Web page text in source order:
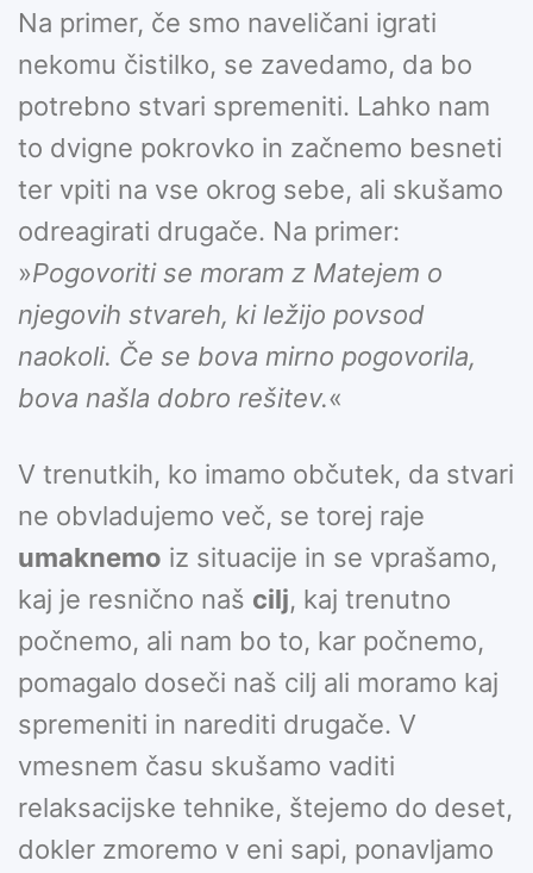
Na primer, če smo naveličani igrati
nekomu čistilko, se zavedamo, da bo
potrebno stvari spremeniti. Lahko nam
to dvigne pokrovko in začnemo besneti
ter vpiti na vse okrog sebe, ali skušamo
odreagirati drugače. Na primer:
»Pogovoriti se moram z Matejem o
njegovih stvareh, ki ležijo povsod
naokoli. Če se bova mirno pogovorila,
bova našla dobro rešitev.«
V trenutkih, ko imamo občutek, da stvari
ne obvladujemo več, se torej raje
umaknemo iz situacije in se vprašamo,
kaj je resnično naš cilj, kaj trenutno
počnemo, ali nam bo to, kar počnemo,
pomagalo doseči naš cilj ali moramo kaj
spremeniti in narediti drugače. V
vmesnem času skušamo vaditi
relaksacijske tehnike, štejemo do deset,
dokler zmoremo v eni sapi, ponavljamo